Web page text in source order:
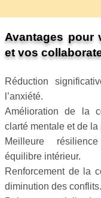
Avantages pour
et vos
Réduction
l’anxiété.
Amélioration de la
clarté mentale et de la
Meilleure
équilibre intérieur.
Renforcement de la
diminution des conflits.